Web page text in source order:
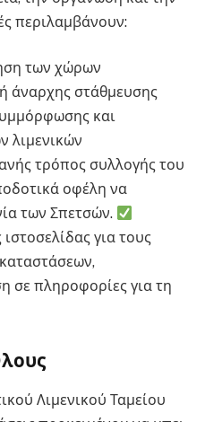
περιλαμβάνουν:
των χώρων
άναρχης στάθμευσης
και
λιμενικών
τρόπος συλλογής του
οφέλη να
των Σπετσών.
για τους
σε πληροφορίες για τη
Λιμενικού Ταμείου